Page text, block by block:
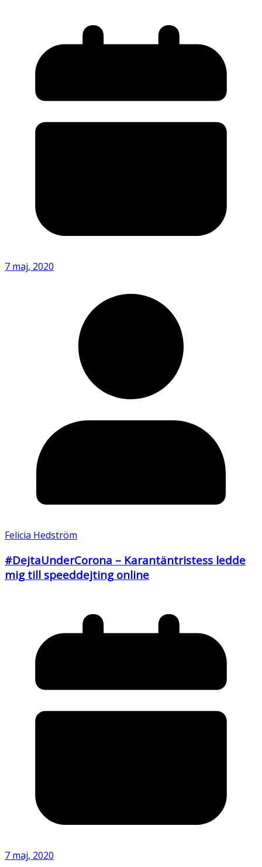
7 maj, 2020
Felicia Hedström
#DejtaUnderCorona – Karantäntristess ledde
mig till speeddejting online
7 maj, 2020